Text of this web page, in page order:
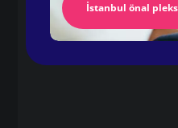
İstanbul önal